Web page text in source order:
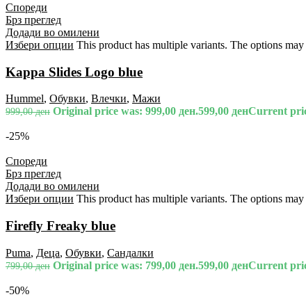
Спореди
Брз преглед
Додади во омилени
Избери опции This product has multiple variants. The options
Kappa Slides Logo blue
Hummel, Обувки, Влечки, Мажи
999,00ден Original price was: 999,00 ден.599,00 денCurrent
-25%
Спореди
Брз преглед
Додади во омилени
Избери опции This product has multiple variants. The options
Firefly Freaky blue
Puma, Деца, Обувки, Сандалки
799,00ден Original price was: 799,00 ден.599,00 денCurrent
-50%